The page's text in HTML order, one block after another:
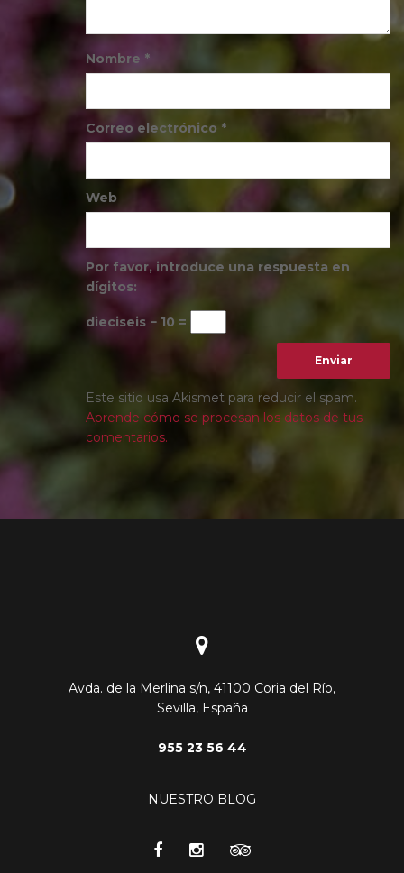
Nombre *
Correo electrónico *
Web
Por favor, introduce una respuesta en
dígitos:
dieciseis − 10 =
Este sitio usa Akismet para reducir el spam.
Aprende cómo se procesan los datos de tus
comentarios.
Avda. de la Merlina s/n, 41100 Coria del Río,
Sevilla, España
955 23 56 44
NUESTRO BLOG